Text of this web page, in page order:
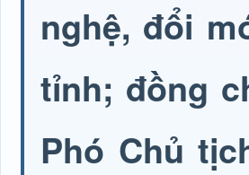
nghệ, đổi
tỉnh; đồng
Phó Chủ